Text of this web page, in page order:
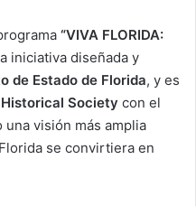
“VIVA FLORIDA:
iniciativa diseñada y
de Estado de Florida, y es
Society con el
visión más amplia
se convirtiera en